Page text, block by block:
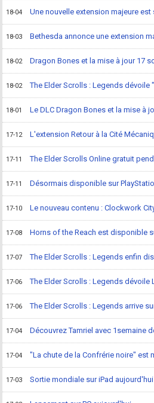
18-04 Une nouvelle extension majeure
18-03 Bethesda annonce une extension
18-02 Dragon Bones et la mise à jour 17
18-02 The Elder Scrolls : Legends dévoile
18-01 Le DLC Dragon Bones et la mise à
17-12 L'extension Retour à la Cité
17-11 The Elder Scrolls Online gratuit
17-11 Désormais disponible sur
17-10 Le nouveau contenu : Clockwork
17-08 Horns of the Reach est disponible
17-07 The Elder Scrolls : Legends enfin
17-06 The Elder Scrolls : Legends dévoile
17-06 The Elder Scrolls : Legends arrive
17-04 Découvrez Tamriel avec 1semaine
17-04 "La chute de la Confrérie noire" est
17-03 Sortie mondiale sur iPad aujourd'hui